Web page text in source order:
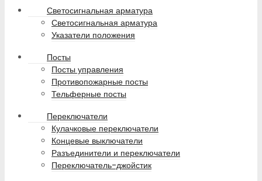
Светосигнальная арматура
Светосигнальная арматура
Указатели положения
Посты
Посты управления
Противопожарные посты
Тельферные посты
Переключатели
Кулачковые переключатели
Концевые выключатели
Разъединители и переключатели
Переключатель-джойстик